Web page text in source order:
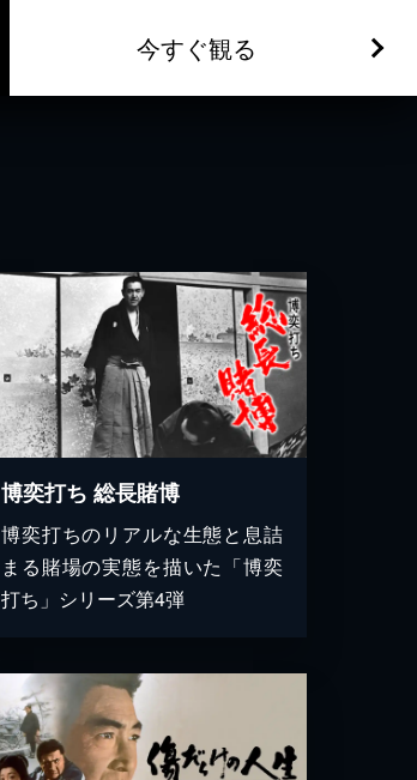
今すぐ観る
博奕打ち 総長賭博
博奕打ちのリアルな生態と息詰
まる賭場の実態を描いた「博奕
打ち」シリーズ第4弾